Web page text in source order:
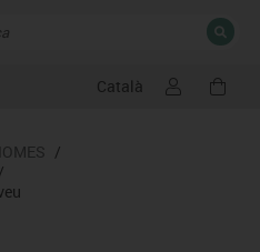
Català
de la recerca TANCAR
/
/